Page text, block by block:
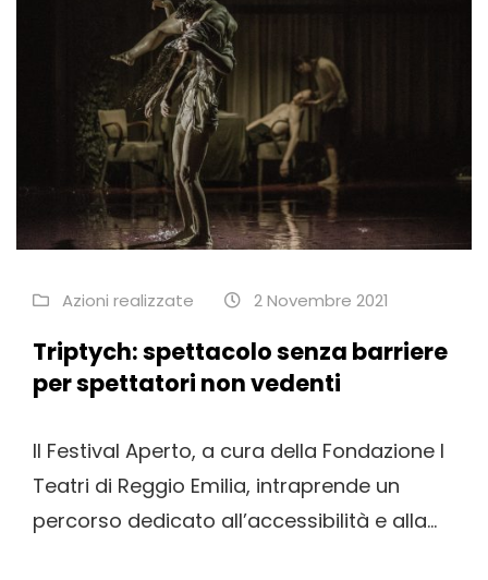
Azioni realizzate 2 Novembre 2021
Triptych: spettacolo senza barriere
per spettatori non vedenti
Il Festival Aperto, a cura della Fondazione I
Teatri di Reggio Emilia, intraprende un
percorso dedicato all’accessibilità e alla...